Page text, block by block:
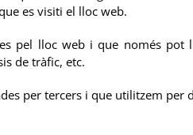
es visiti el lloc web.
pel lloc web i que només pot
de tràfic, etc.
per tercers i que utilitzem